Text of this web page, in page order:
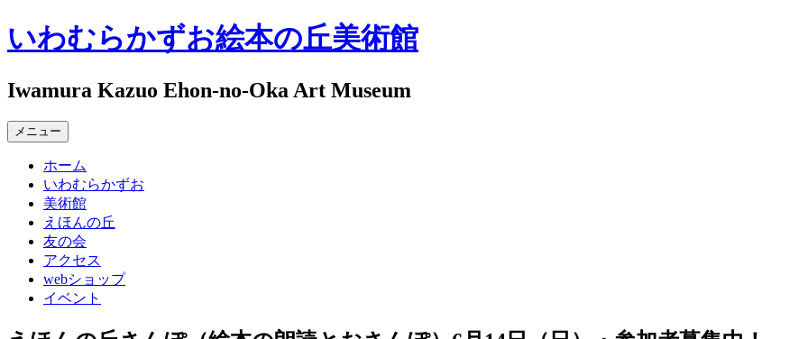
コ
ン
ン
ツ
へ
ス
いわむらかずお絵本の丘美術館
Iwamura Kazuo Ehon-no-Oka Art Museum
メニュー
ホーム
いわむらかずお
美術館
えほんの丘
友の会
アクセス
webショップ
イベント